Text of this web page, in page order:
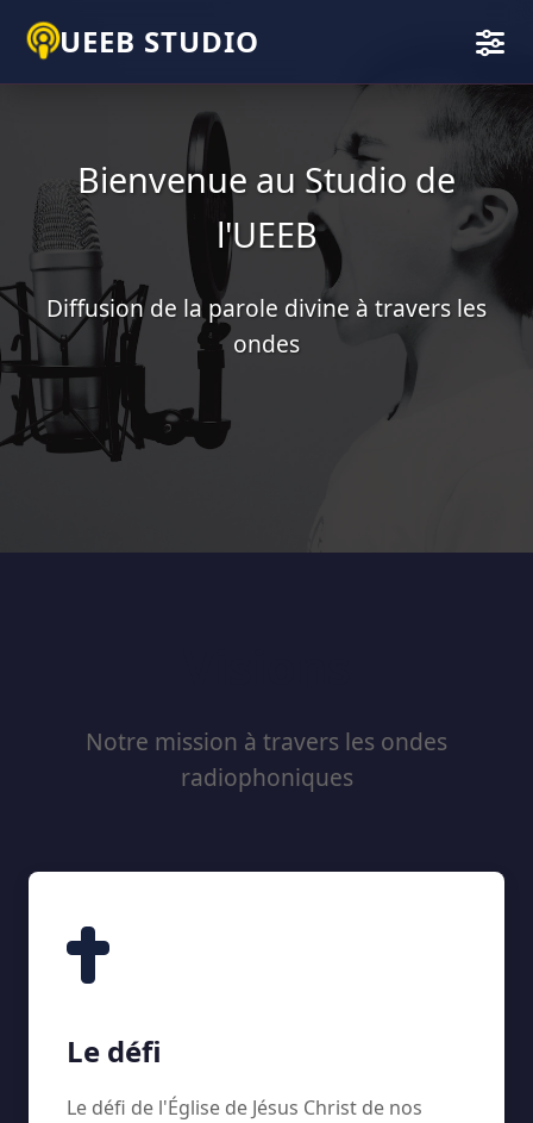
UEEB STUDIO
Bienvenue au Studio de
l'UEEB
Diffusion de la parole divine à travers les
ondes
Notre mission à travers les ondes
radiophoniques
Le défi
Le défi de l'Église de Jésus Christ de nos